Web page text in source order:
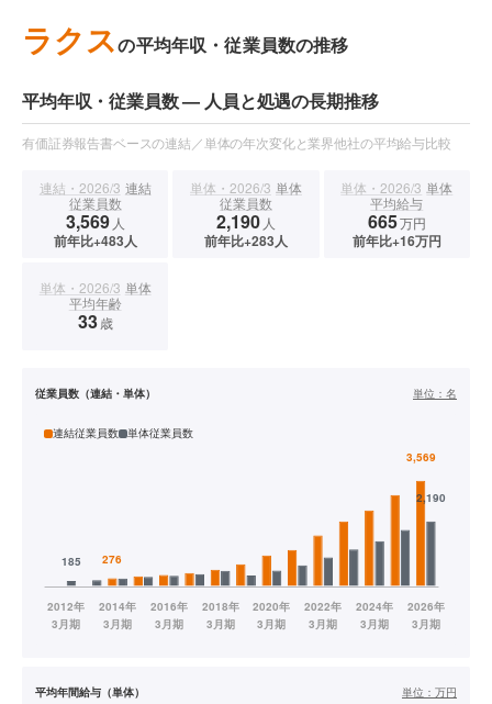
ラクスの平均年収・従業員数の推移
平均年収・従業員数 — 人員と処遇の長期推移
有価証券報告書ベースの連結／単体の年次変化と業界他社の平均給与比較
連結・2026/3 連結
従業員数
3,569 人
前年比+483人
単体・2026/3 単体
従業員数
2,190 人
前年比+283人
単体・2026/3 単体
平均給与
665万円
前年比+16万円
単体・2026/3 単体
平均年齢
33歳
従業員数（連結・単体） 単位： 名
連結従業員数 単体従業員数
平均年間給与（単体） 単位： 万円